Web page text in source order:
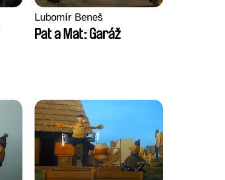
Lubomír Beneš
Pat a Mat: Garáž